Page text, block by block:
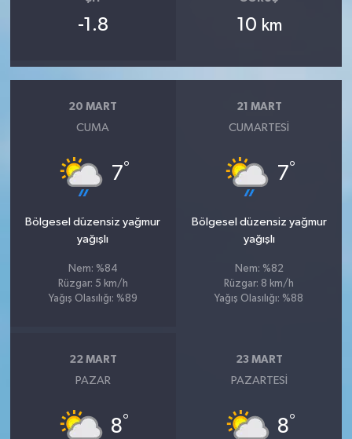
-1.8 10 km
20 MART
CUMA
7°
Bölgesel düzensiz yağmur
yağışlı
Nem: %84
Rüzgar: 5 km/h
Yağış Olasılığı: %89
21 MART
CUMARTESI
7°
Bölgesel düzensiz yağmur
yağışlı
Nem: %82
Rüzgar: 8 km/h
Yağış Olasılığı: %88
22 MART
PAZAR
8°
23 MART
PAZARTESI
8°